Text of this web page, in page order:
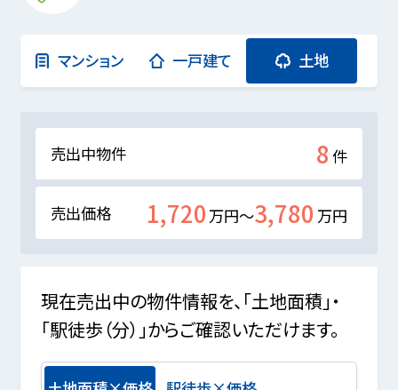
マンション 一戸建て 土地
売出中物件 8 件
売出価格 1,720 万円～3,780 万円
現在売出中の物件情報を、「土地面積」・
「駅徒歩（分）」からご確認いただけます。